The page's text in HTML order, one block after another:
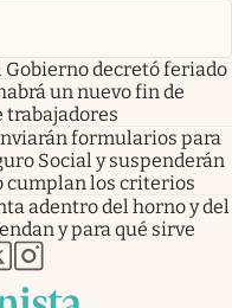
Gobierno decretó feriado
un nuevo fin de
trabajadores
formularios para
Social y suspenderán
cumplan los criterios
adentro del horno y del
y para qué sirve
pestaña
nueva pestaña
en nueva pestaña
abre en nueva pestaña
abre en nueva pestaña